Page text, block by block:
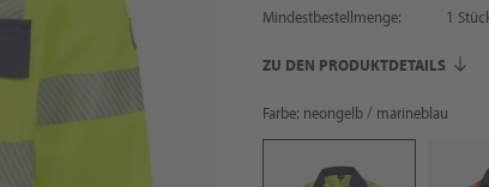
Mindestbestellmenge:
1
ZU DEN PRODUKTDETAILS
Farbe: neongelb / marineblau